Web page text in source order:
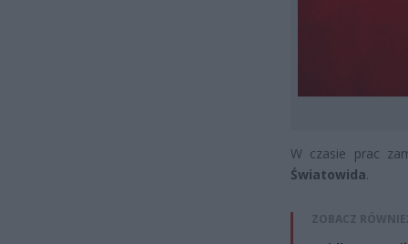
W czasie prac
Światowida.
ZOBACZ